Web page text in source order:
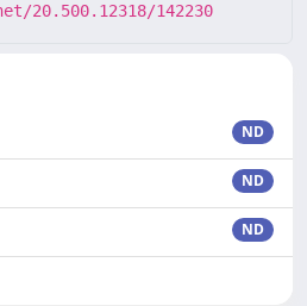
20.500.12318/142230
ND
ND
ND